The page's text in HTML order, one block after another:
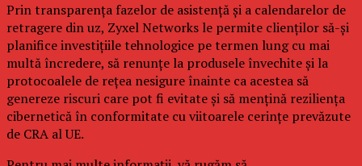
Prin transparența fazelor de asistență și a calendarelor de
retragere din uz, Zyxel Networks le permite clienților să-și
planifice investițiile tehnologice pe termen lung cu mai
multă încredere, să renunțe la produsele învechite și la
protocoalele de rețea nesigure înainte ca acestea să
genereze riscuri care pot fi evitate și să mențină reziliența
cibernetică în conformitate cu viitoarele cerințe prevăzute
de CRA al UE.